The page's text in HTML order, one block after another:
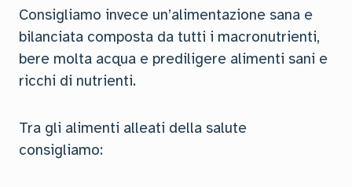
Consigliamo invece un’alimentazione sana e
bilanciata composta da tutti i macronutrienti,
bere molta acqua e prediligere alimenti sani e
ricchi di nutrienti.
Tra gli alimenti alleati della salute
consigliamo: